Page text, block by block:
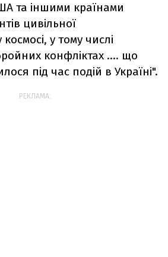
та іншими країнами
цивільної
у тому числі
конфліктах …. що
під час подій в Україні".
РЕКЛАМА: